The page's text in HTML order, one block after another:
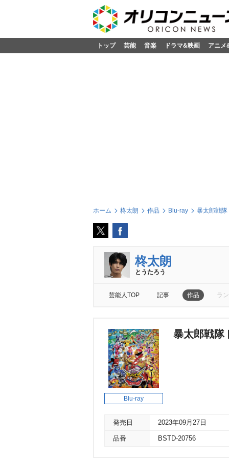
トップ 芸能 音楽 ドラマ&映画 アニメ
ホーム 柊太朗 作品 Blu-ray 暴太郎戦
柊太朗
とうたろう
芸能人TOP 記事 作品 ラ
Blu-ray
暴太郎戦隊
発売日 2023年09月27日
品番 BSTD-20756